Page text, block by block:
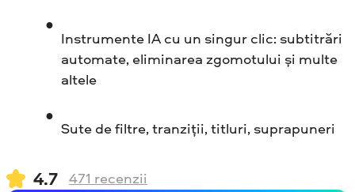
Instrumente IA cu un singur clic: subtitrări
automate, eliminarea zgomotului și multe
altele
Sute de filtre, tranziții, titluri, suprapuneri
4.7 471 recenzii